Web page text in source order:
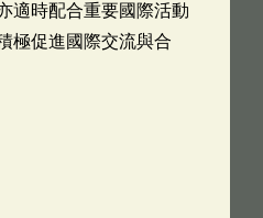
適時配合重要國際活動
極促進國際交流與合